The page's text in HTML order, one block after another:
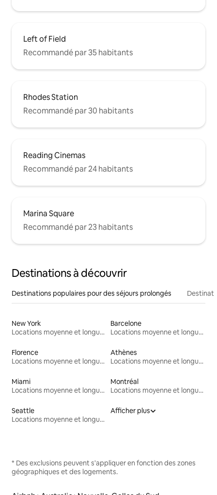
Left of Field
Recommandé par 35 habitants
Rhodes Station
Recommandé par 30 habitants
Reading Cinemas
Recommandé par 24 habitants
Marina Square
Recommandé par 23 habitants
Destinations à découvrir
Destinations populaires pour des séjours prolongés
New York
Locations moyenne et longue durée
Barcelone
Locations moyenne et longue durée
Florence
Locations moyenne et longue durée
Athènes
Locations moyenne et longue durée
Miami
Locations moyenne et longue durée
Montréal
Locations moyenne et longue durée
Seattle
Locations moyenne et longue durée
Afficher plus
* Des exclusions peuvent s'appliquer en fonction des zones
géographiques et des logements.